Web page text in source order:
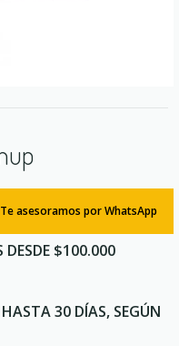
asesoramos por WhatsApp
DESDE $100.000
30 DÍAS, SEGÚN